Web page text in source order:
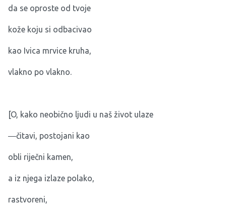
da se oproste od tvoje
kože koju si odbacivao
kao Ivica mrvice kruha,
vlakno po vlakno.
[O, kako neobično ljudi u naš život ulaze
―čitavi, postojani kao
obli riječni kamen,
a iz njega izlaze polako,
rastvoreni,